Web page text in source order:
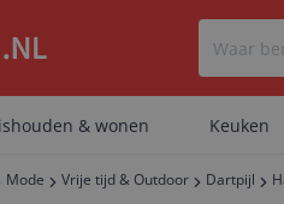
& wonen Keuken
Mode Vrije tijd & Outdoor Dartpijl